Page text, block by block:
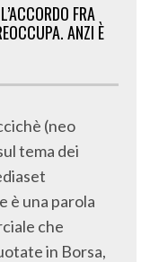
FRA
ANZI È
(neo
tema dei
è una parola
che
in Borsa,